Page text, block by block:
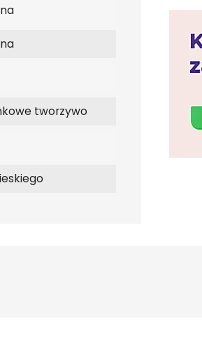
tworzywo